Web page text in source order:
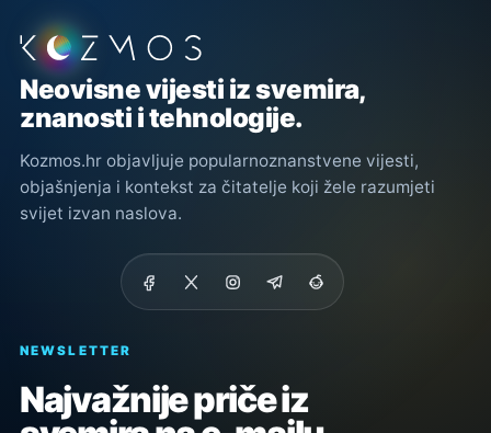
Podnožje stranice
Neovisne vijesti iz svemira,
znanosti i tehnologije.
Kozmos.hr objavljuje popularnoznanstvene vijesti,
objašnjenja i kontekst za čitatelje koji žele razumjeti
svijet izvan naslova.
NEWSLETTER
Najvažnije priče iz